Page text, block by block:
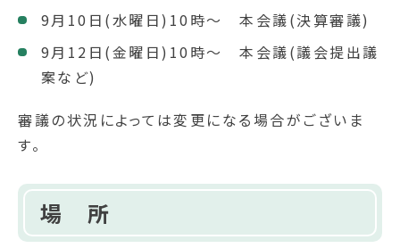
9月10日(水曜日)10時～ 本会議(決算審議)
9月12日(金曜日)10時～ 本会議(議会提出議
案など)
審議の状況によっては変更になる場合がございま
す。
場 所